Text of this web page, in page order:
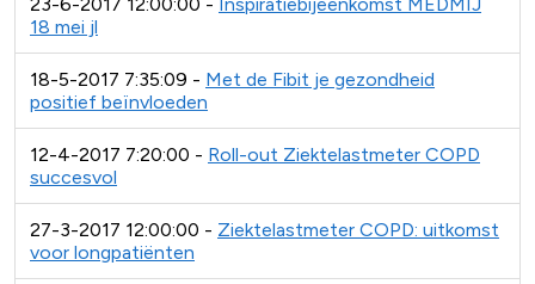
18 mei jl
18-5-2017 7:35:09 - Met de Fibit je gezondheid
positief beïnvloeden
12-4-2017 7:20:00 - Roll-out Ziektelastmeter COPD
succesvol
27-3-2017 12:00:00 - Ziektelastmeter COPD: uitkomst
voor longpatiënten